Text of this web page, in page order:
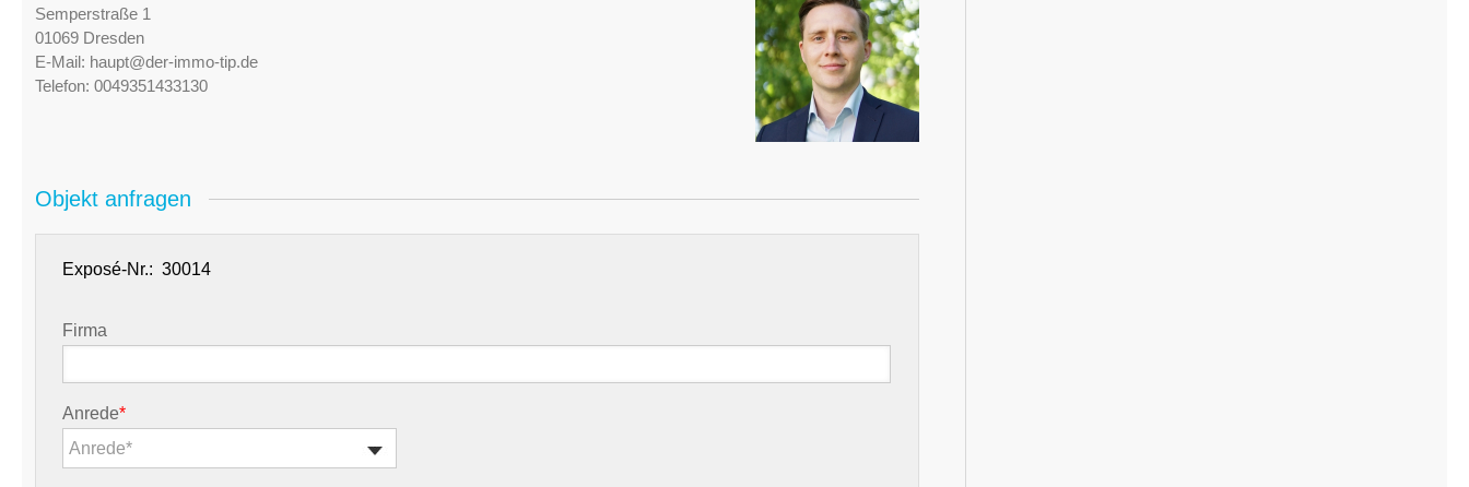
Semperstraße 1
01069 Dresden
E-Mail: haupt@der-immo-tip.de
Telefon: 0049351433130
Objekt anfragen
Exposé-Nr.:
Firma
Anrede*
Anrede*